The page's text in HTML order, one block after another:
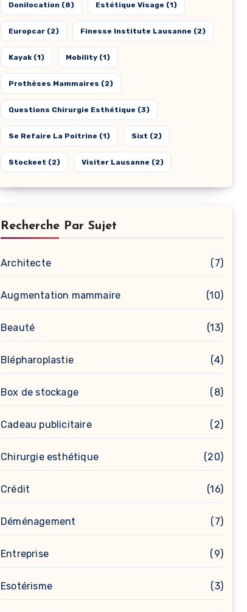
Donilocation (8) Estétique Visage (1)
Europcar (2) Finesse Institute Lausanne (2)
Kayak(1) Mobility (1)
Prothèses Mammaires (2)
Questions Chirurgie Esthétique (3)
Se Refaire La Poitrine (1) Sixt (2)
Stockeet (2) Visiter Lausanne (2)
Recherche Par Sujet
Architecte (7)
Augmentation mammaire (10)
Beauté (13)
Blépharoplastie (4)
Box de stockage (8)
Cadeau publicitaire (2)
Chirurgie esthétique (20)
Crédit (16)
Déménagement (7)
Entreprise (9)
Esotérisme (3)